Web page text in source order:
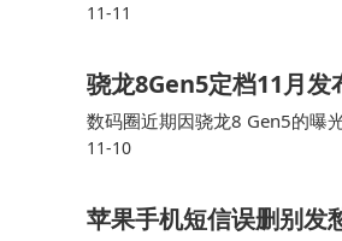
调却震撼地推出了星闪E2.0技
11-11
骁龙8Gen5定档11月发
数码圈近期因骁龙8 Gen5的曝
采用旗舰级架构与中端定价的
11-10
苹果手机短信误删别发